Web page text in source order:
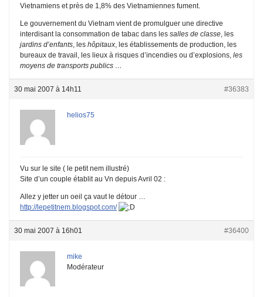
Vietnamiens et près de 1,8% des Vietnamiennes fument.
Le gouvernement du Vietnam vient de promulguer une directive
interdisant la consommation de tabac dans les salles de classe , les
jardins d’enfants , les hôpitaux , les établissements de production, les
bureaux de travail, les lieux à risques d’incendies ou d’explosions, les
moyens de transports publics …
30 mai 2007 à 14h11 #36383
helios75
Vu sur le site ( le petit nem illustré)
Site d’un couple établit au Vn depuis Avril 02 :
Allez y jetter un oeil ça vaut le détour …
http://lepetitnem.blogspot.com/
30 mai 2007 à 16h01 #36400
mike
Modérateur